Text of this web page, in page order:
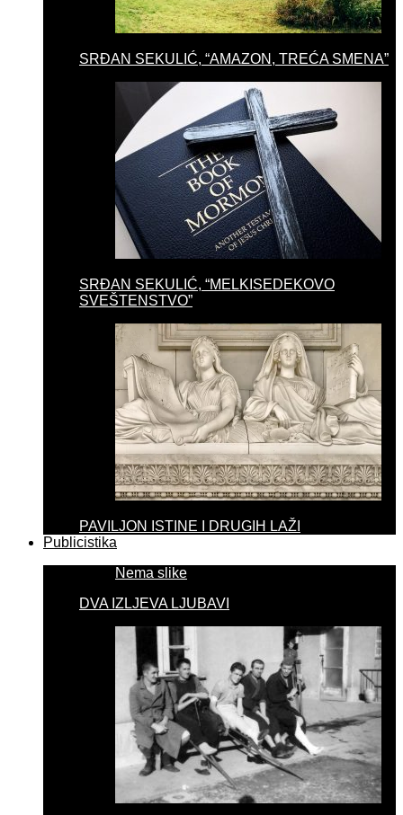
SRĐAN SEKULIĆ, “AMAZON, TREĆA SMENA”
SRĐAN SEKULIĆ, “MELKISEDEKOVO
SVEŠTENSTVO”
PAVILJON ISTINE I DRUGIH LAŽI
Publicistika
Nema slike
DVA IZLJEVA LJUBAVI